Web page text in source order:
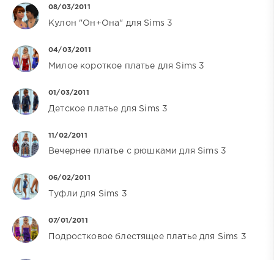
08/03/2011
Кулон "Он+Она" для Sims 3
04/03/2011
Милое короткое платье для Sims 3
01/03/2011
Детское платье для Sims 3
11/02/2011
Вечернее платье с рюшками для Sims 3
06/02/2011
Туфли для Sims 3
07/01/2011
Подростковое блестящее платье для Sims 3